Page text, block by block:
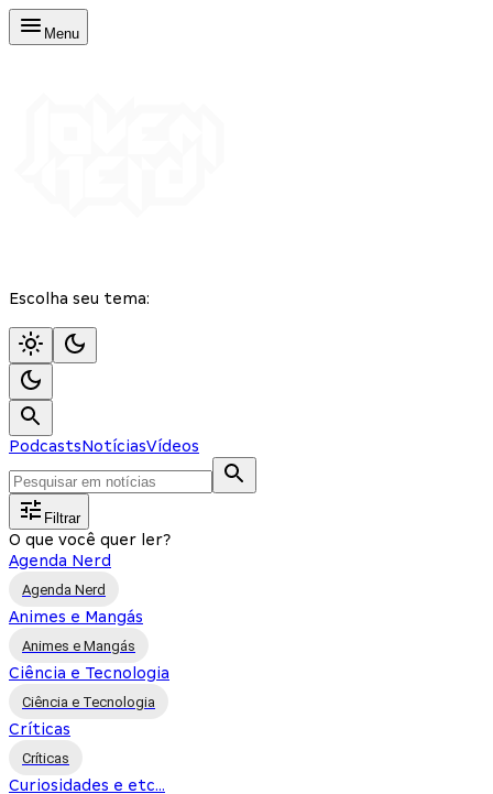
Menu
Escolha seu tema:
PodcastsNotíciasVídeos
Filtrar
O que você quer ler?
Agenda Nerd
Agenda Nerd
Animes e Mangás
Animes e Mangás
Ciência e Tecnologia
Ciência e Tecnologia
Críticas
Críticas
Curiosidades e etc...